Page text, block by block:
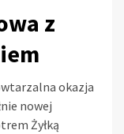
z
okazja
nowej
Żyłką